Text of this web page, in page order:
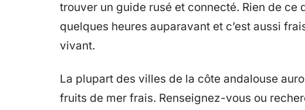
trouver un guide rusé et connecté. Rien de ce
quelques heures auparavant et c’est aussi
vivant.
La plupart des villes de la côte andalouse
fruits de mer frais. Renseignez-vous ou